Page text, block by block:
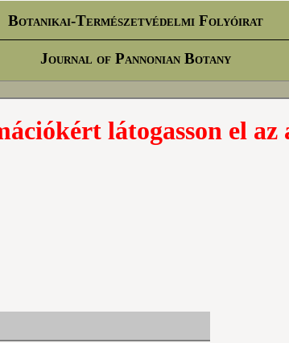
Botanikai-Természetvédelmi Folyóirat
Journal of Pannonian Botany
látogasson el